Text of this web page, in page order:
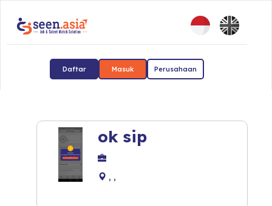
Daftar Masuk Perusahaan
ok sip
, ,